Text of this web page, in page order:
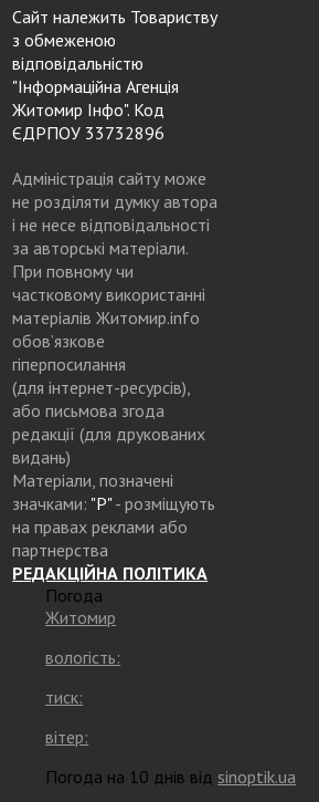
Сайт належить Товариству
з обмеженою
відповідальністю
"Інформаційна Агенція
Житомир Інфо". Код
ЄДРПОУ 33732896
Адміністрація сайту може
не розділяти думку автора
і не несе відповідальності
за авторські матеріали.
При повному чи
частковому використанні
матеріалів Житомир.info
обов’язкове
гіперпосилання
(для інтернет-ресурсів),
або письмова згода
редакції (для друкованих
видань)
Матеріали, позначені
значками: "Р"- розміщують
на правах реклами або
партнерства
РЕДАКЦІЙНА ПОЛІТИКА
Погода
Житомир
вологість:
тиск:
вітер:
Погода на 10 днів від sinoptik.ua